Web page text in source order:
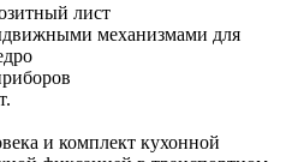
лист
механизмами для
и комплект кухонной